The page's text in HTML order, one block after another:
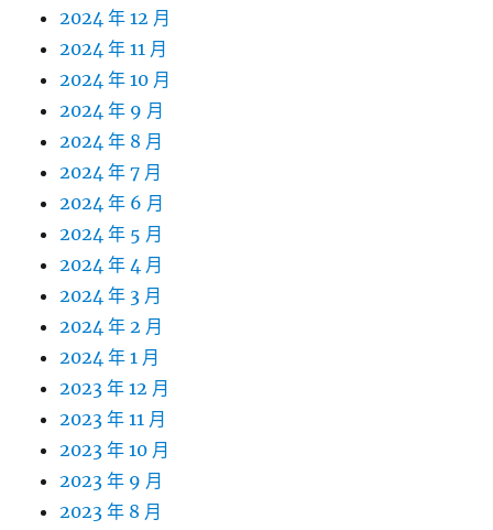
2024 年 12 月
2024 年 11 月
2024 年 10 月
2024 年 9 月
2024 年 8 月
2024 年 7 月
2024 年 6 月
2024 年 5 月
2024 年 4 月
2024 年 3 月
2024 年 2 月
2024 年 1 月
2023 年 12 月
2023 年 11 月
2023 年 10 月
2023 年 9 月
2023 年 8 月